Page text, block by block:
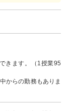
きます。（1授業95
からの勤務もありま